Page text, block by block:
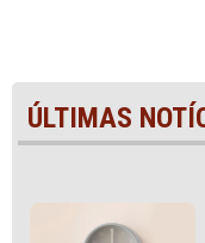
ÚLTIMAS